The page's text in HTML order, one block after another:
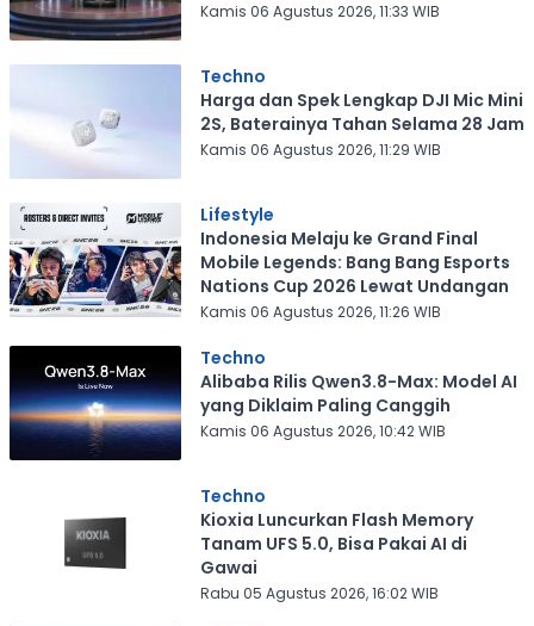
Kamis 06 Agustus 2026, 11:33 WIB
Techno
Harga dan Spek Lengkap DJI Mic Mini
2S, Baterainya Tahan Selama 28 Jam
Kamis 06 Agustus 2026, 11:29 WIB
Lifestyle
Indonesia Melaju ke Grand Final
Mobile Legends: Bang Bang Esports
Nations Cup 2026 Lewat Undangan
Kamis 06 Agustus 2026, 11:26 WIB
Techno
Alibaba Rilis Qwen3.8-Max: Model AI
yang Diklaim Paling Canggih
Kamis 06 Agustus 2026, 10:42 WIB
Techno
Kioxia Luncurkan Flash Memory
Tanam UFS 5.0, Bisa Pakai AI di
Gawai
Rabu 05 Agustus 2026, 16:02 WIB